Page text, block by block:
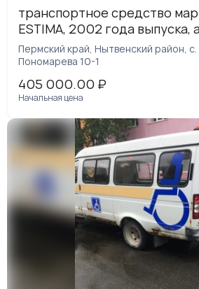
транспортное средство
ЕSТIМА, 2002 года выпуска,
Пермский край, Нытвенский
Мокино
Пермский край, Нытвенский район, с.
Пономарева 10-1
405 000.00 ₽
Начальная цена